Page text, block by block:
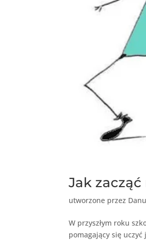
Jak
utworzone przez
W przyszłym roku
pomagający się